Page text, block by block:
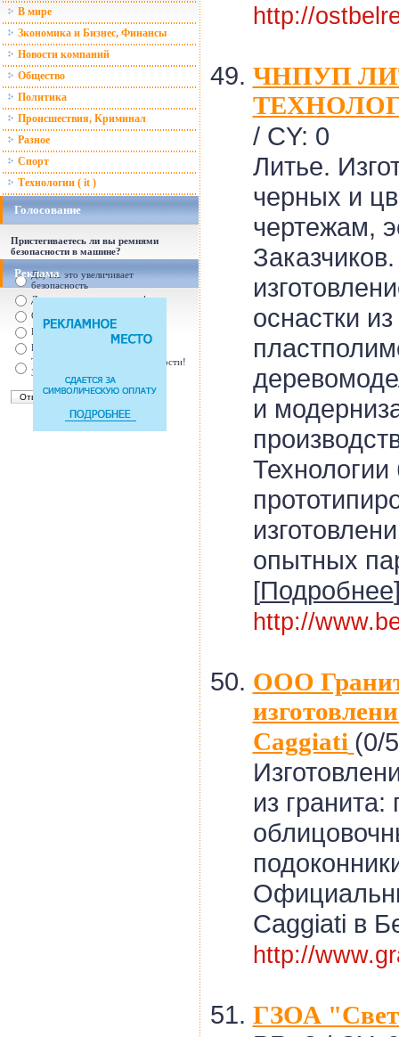
В мире
Зкономика и Бизнес, Финансы
Новости компаний
Общество
Политика
Происшествия, Криминал
Разное
Спорт
Технологии ( it )
Голосование
Пристегиваетесь ли вы ремнями
безопасности в машине?
Да, т.к. это увеличивает
безопасность
Да, т.к. увеличились штрафы
От случая к случаю...
Нет, с ремнем не удобно
Нет, Я уверен в себе
Так есть же подушки безопасности!
Зачем пристегива
Реклама
http://
ЧНПУП
/ CY: 0
Литье.
черных и
чертежам,
оснастки
и
Технологии
опытных
[Подробнее
http://
ООО
Caggiati (0/
из гранита:
Caggiati в
http://
ГЗОА